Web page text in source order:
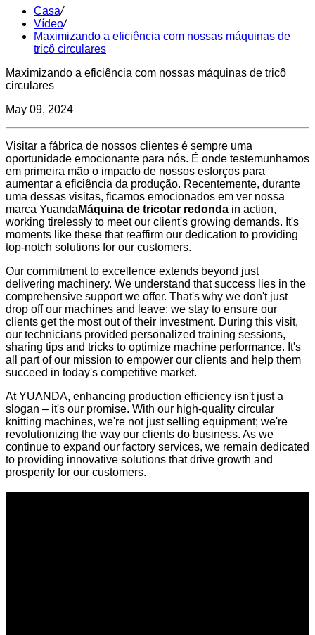
Casa/
Vídeo/
Maximizando a eficiência com nossas máquinas de
tricô circulares
Maximizando a eficiência com nossas máquinas de tricô
circulares
May 09, 2024
Visitar a fábrica de nossos clientes é sempre uma
oportunidade emocionante para nós. É onde testemunhamos
em primeira mão o impacto de nossos esforços para
aumentar a eficiência da produção. Recentemente, durante
uma dessas visitas, ficamos emocionados em ver nossa
marca Yuanda Máquina de tricotar redonda in action,
working tirelessly to meet our client's growing demands. It's
moments like these that reaffirm our dedication to providing
top-notch solutions for our customers.
Our commitment to excellence extends beyond just
delivering machinery. We understand that success lies in the
comprehensive support we offer. That's why we don't just
drop off our machines and leave; we stay to ensure our
clients get the most out of their investment. During this visit,
our technicians provided personalized training sessions,
sharing tips and tricks to optimize machine performance. It's
all part of our mission to empower our clients and help them
succeed in today's competitive market.
At YUANDA, enhancing production efficiency isn't just a
slogan – it's our promise. With our high-quality circular
knitting machines, we're not just selling equipment; we're
revolutionizing the way our clients do business. As we
continue to expand our factory services, we remain dedicated
to providing innovative solutions that drive growth and
prosperity for our customers.